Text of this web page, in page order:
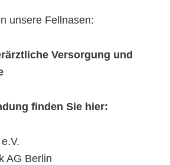
unsere Fellnasen:
Versorgung und
finden Sie hier:
AG Berlin